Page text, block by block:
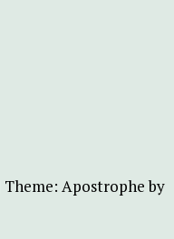
Theme: Apostrophe by